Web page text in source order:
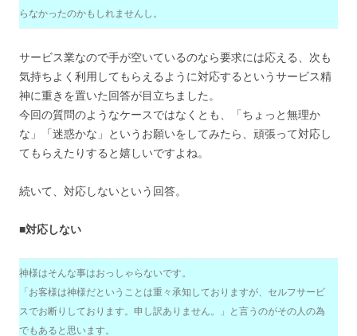
らなかったのかもしれませんし。
サービス業なので手が空いているのなら要求には応える、次も
気持ちよく利用してもらえるように対応するというサービス精
神に重きを置いた回答が目立ちました。
今回の質問のようなケースではなくとも、「ちょっと無理か
な」「迷惑かな」というお願いをしてみたら、頑張って対応し
てもらえたりすると嬉しいですよね。
続いて、対応しないという回答。
■対応しない
神様はそんな事はおっしゃらないです。
「お客様は神様だということは重々承知しておりますが、セルフサービ
スでお断りしております。申し訳ありません。」と言うのがその人の為
でもあると思います。